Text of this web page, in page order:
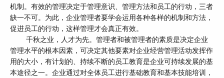
机制。有效的管理决定于管理意识、管理方法和员工的行动，三者
缺一不可。为此，企业管理者要学会运用各种各样的机制和方法，
促进员工的行动，这样管理才会真正有效。
千秋之业，人才为先。管理者和被管理者的素质是决定企业
管理水平的根本因素，可决定其他要素对企业经营管理活动发挥作
用的大小，有计划的、持续不断的员工教育是企业可持续发展的基
本途径之一。企业通过对全体员工进行基础教育和基本技能培训，